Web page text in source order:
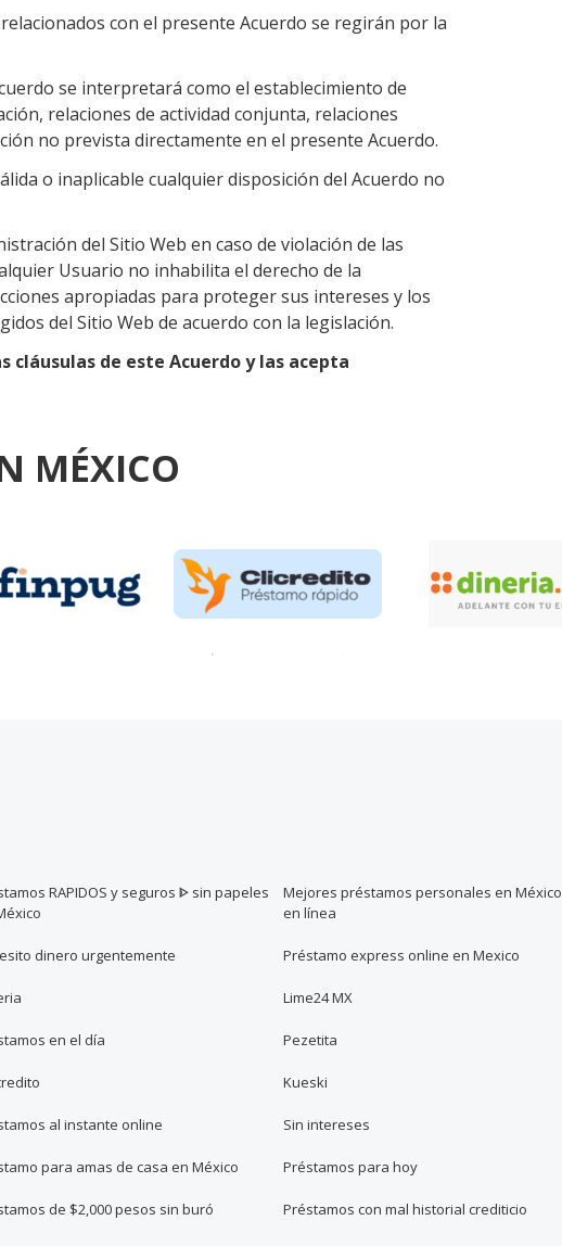
con el presente Acuerdo se regirán por la
se interpretará como el establecimiento de
relaciones de actividad conjunta, relaciones
no prevista directamente en el presente Acuerdo.
o inaplicable cualquier disposición del Acuerdo no
del Sitio Web en caso de violación de las
Usuario no inhabilita el derecho de la
apropiadas para proteger sus intereses y los
del Sitio Web de acuerdo con la legislación.
cláusulas de este Acuerdo y las acepta
MÉXICO
RAPIDOS y seguros ᐈ sin papeles
Mejores préstamos personales en México
en línea
dinero urgentemente Préstamo express online en Mexico
Lime24 MX
en el día Pezetita
Kueski
al instante online Sin intereses
para amas de casa en México Préstamos para hoy
de $2,000 pesos sin buró Préstamos con mal historial crediticio